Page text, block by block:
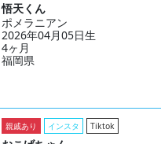
悟天くん
ポメラニアン
2026年04月05日生
4ヶ月
福岡県
親戚あり インスタ Tiktok